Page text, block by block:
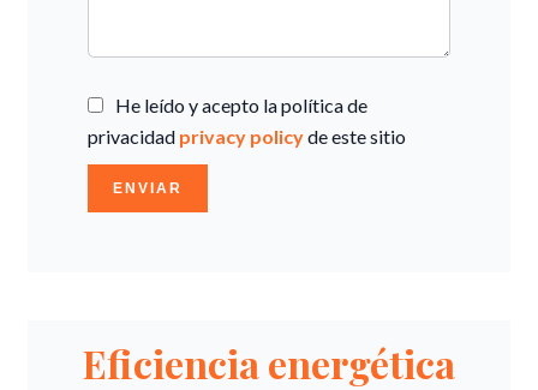
He leído y acepto la política de
privacidad privacy policyde este sitio
ENVIAR
Eficiencia energética